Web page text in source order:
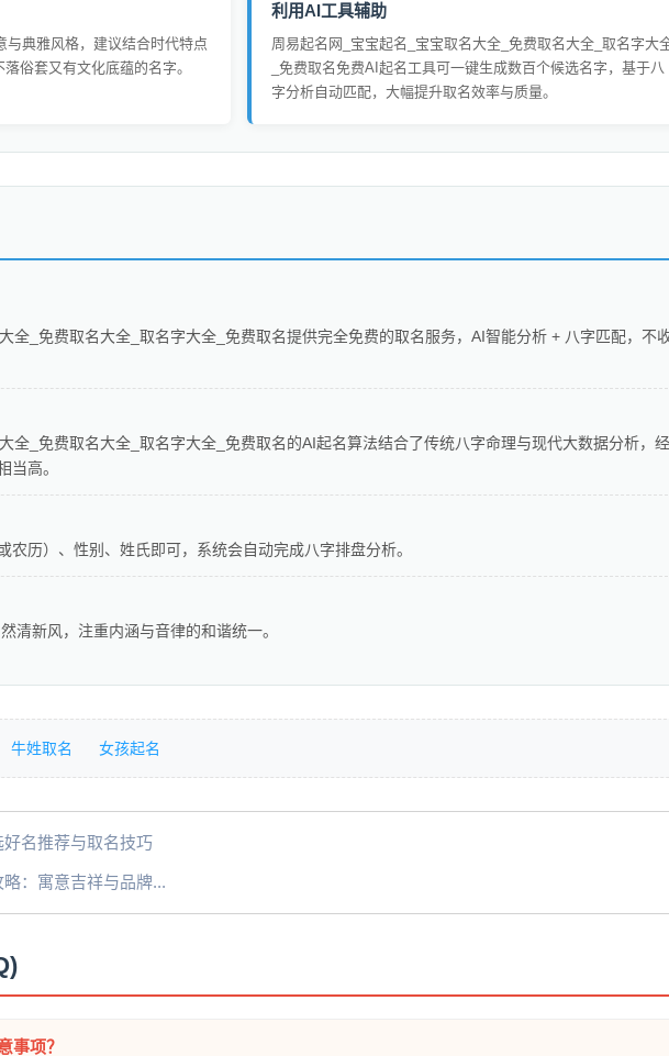
与典雅风格，建议结合时代特点
俗套又有文化底蕴的名字。
利用AI工具辅助
周易起名网_宝宝起名_宝宝取名大全_免费取名大全_取名字大
_免费取名免费AI起名工具可一键生成数百个候选名字，基于八
字分析自动匹配，大幅提升取名效率与质量。
全_免费取名大全_取名字大全_免费取名提供完全免费的取名服务，AI智能分析 + 八字匹配，不
全_免费取名大全_取名字大全_免费取名的AI起名算法结合了传统八字命理与现代大数据分析，
当高。
农历）、性别、姓氏即可，系统会自动完成八字排盘分析。
清新风，注重内涵与音律的和谐统一。
牛姓取名 女孩起名
名推荐与取名技巧
：寓意吉祥与品牌...
事项？